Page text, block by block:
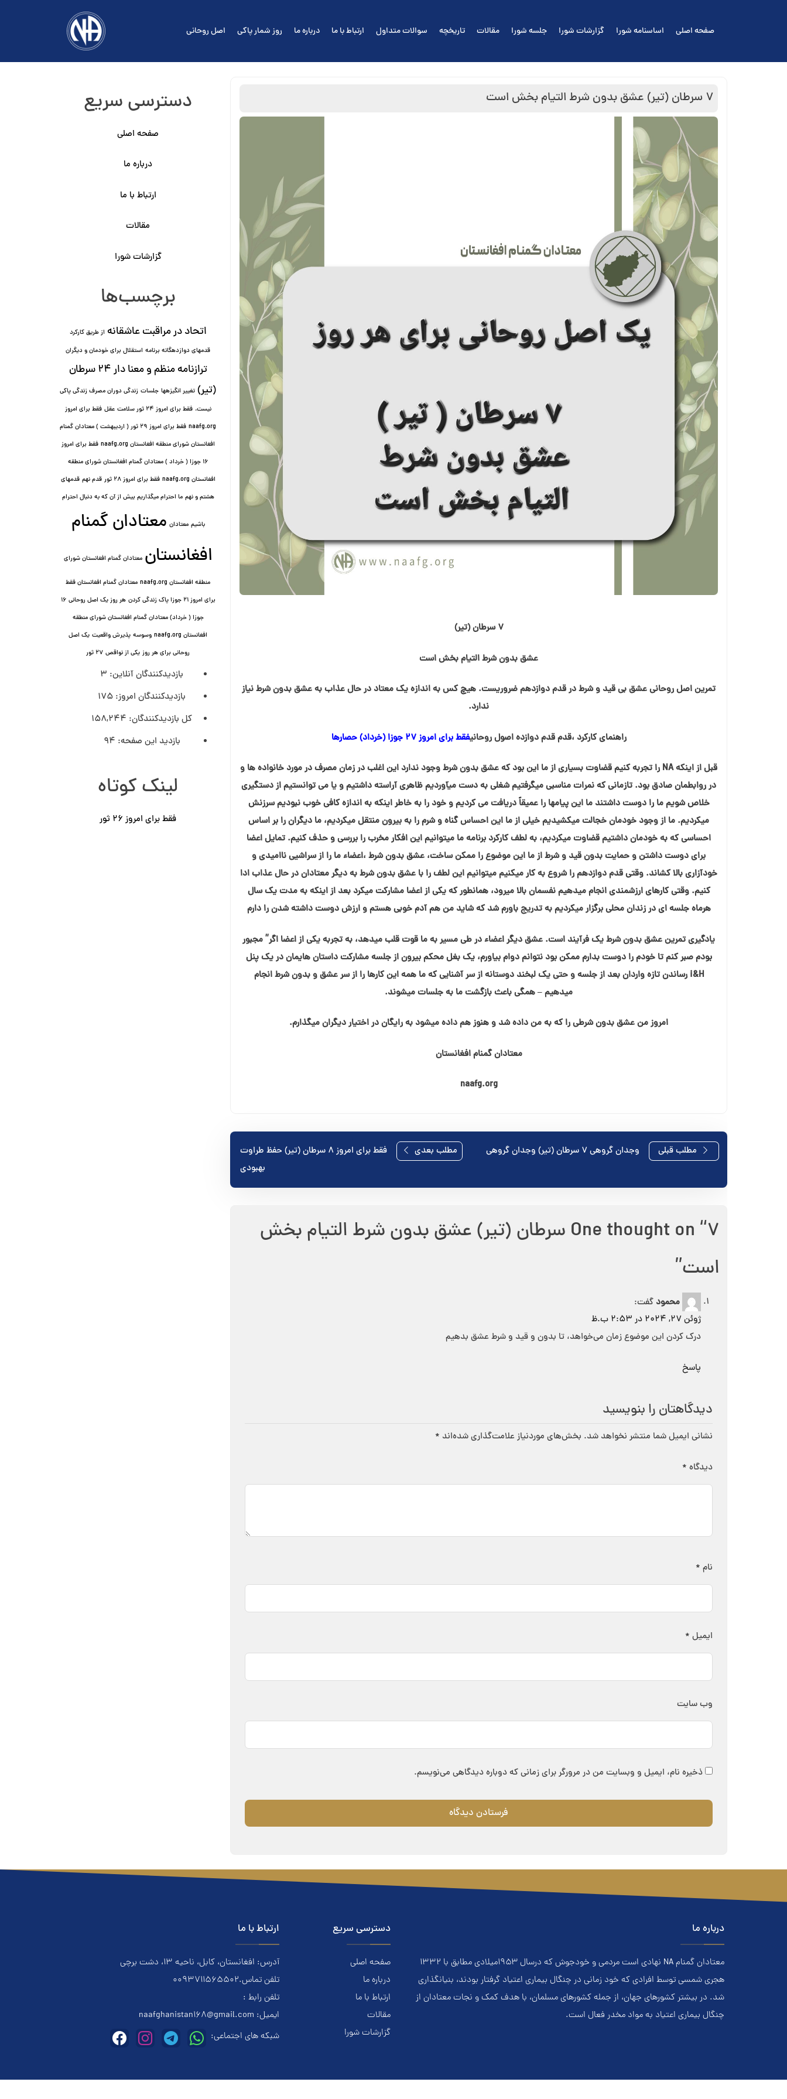
صفحه اصلی اساسنامه شورا گزارشات شورا جلسه شورا مقالات تاریخچه سوالات متداول ارتباط با ما درباره ما روز شمار پاکی اصل روحانی
۷ سرطان (تیر) عشق بدون شرط التيام بخش است
۷ سرطان (تیر)
عشق بدون شرط التيام بخش است
تمرین اصل روحانی عشق بی قید و شرط در قدم دوازدهم ضروریست. هیچ کس به اندازه یک معتاد در حال عذاب به عشق بدون شرط نیاز
ندارد.
راهنمای کارکرد ،قدم قدم دوازده اصول روحانیفقط برای امروز ۲۷ جوزا (خرداد) حصارها
قبل از اینکه NA را تجربه کنیم قضاوت بسیاری از ما این بود که عشق بدون شرط وجود ندارد این اغلب در زمان مصرف در مورد خانواده ها و
در روابطمان صادق بود. تازمانی که نمرات مناسبی میگرفتیم شغلی به دست میآوردیم ظاهری آراسته داشتیم و یا می توانستیم از دستگیری
خلاص شویم ما را دوست داشتند ما این پیامها را عمیقاً دریافت می کردیم و خود را به خاطر اینکه به اندازه کافی خوب نبودیم سرزنش
میکردیم. ما از وجود خودمان خجالت میکشیدیم خیلی از ما این احساس گناه و شرم را به بیرون منتقل میکردیم، ما دیگران را بر اساس
احساسی که به خودمان داشتیم قضاوت میکردیم، به لطف کارکرد برنامه ما میتوانیم این افکار مخرب را بررسی و حذف کنیم. تمایل اعضا
برای دوست داشتن و حمایت بدون قید و شرط از ما این موضوع را ممکن ساخت، عشق بدون شرط ،اعضاء ما را از سراشیی ناامیدی و
خودآزاری بالا کشاند. وقتی قدم دوازدهم را شروع به کار میکنیم میتوانیم این لطف را با عشق بدون شرط به دیگر معتادان در حال عذاب ادا
کنیم. وقتی کارهای ارزشمندی انجام میدهیم نفسمان بالا میرود، همانطور که یکی از اعضا مشارکت میکرد بعد از اینکه به مدت یک سال
هرماه جلسه ای در زندان محلی برگزار میکردیم به تدریج باورم شد که شاید من هم آدم خوبی هستم و ارزش دوست داشته شدن را دارم
یادگیری تمرین عشق بدون شرط یک فرآیند است. عشق دیگر اعضاء در طی مسیر به ما قوت قلب میدهد، به تجربه یکی از اعضا اگر” مجبور
بودم صبر کنم تا خودم را دوست بدارم ممکن بود نتوانم دوام بیاورم، یک بغل محکم بیرون از جلسه مشارکت داستان هایمان در یک پنل
i&H رساندن تازه واردان بعد از جلسه و حتی یک لبخند دوستانه از سر آشنایی که ما همه این کارها را از سر عشق و بدون شرط انجام
میدهیم – همگی باعث بازگشت ما به جلسات میشوند.
امروز من عشق بدون شرطی را که به من داده شد و هنوز هم داده میشود به رایگان در اختیار دیگران میگذارم.
معتادان گمنام افغانستان
naafg.org
راهبری
نوشته
مطلب قبلی وجدان گروهی ۷ سرطان (تیر) وجدان گروهی مطلب بعدی
فقط برای امروز ۸ سرطان (تیر) حفظ طراوت
بهبودی
One thought on “ ۷ سرطان (تیر) عشق بدون شرط التيام بخش
است”
محمود گفت:
ژوئن 27, 2024 در 2:53 ب.ظ
درک کردن این موضوع زمان می‌خواهد، تا بدون و قید و شرط عشق بدهیم
پاسخ
دیدگاهتان را بنویسید
نشانی ایمیل شما منتشر نخواهد شد. بخش‌های موردنیاز علامت‌گذاری شده‌اند *
دیدگاه *
نام *
ایمیل *
وب‌ سایت
ذخیره نام، ایمیل و وبسایت من در مرورگر برای زمانی که دوباره دیدگاهی می‌نویسم.
دسترسی سریع
صفحه اصلی
درباره ما
ارتباط با ما
مقالات
گزارشات شورا
برچسب‌ها
اتحاد در مراقبت عاشقانه از طریق کارکرد
قدمهای دوازده⁯گانه برنامه استقلال برای خودمان و دیگران
ترازنامه منظم و معنا دار ٢۴ سرطان
(تیر) تغییر انگیزه⁯ها جلسات زندگی دوران مصرف زندگی پاکی
نیست. فقط برای امروز 24 ثور سلامت عقل
فقط برای امروز
naafg.org
فقط برای امروز ٢٩ ثور ( اردیبهشت ) معتادان گمنام
افغانستان شورای منطقه افغانستان naafg.org
فقط برای امروز
۱۶ جوزا ( خرداد ) معتادان گمنام افغانستان شورای منطقه
افغانستان naafg.org
فقط برای امروز ۲۸ ثور قدم نهم قدمهای
هشتم و نهم ما احترام میگذاریم بیش از آن که به دنبال احترام
باشیم معتادان معتادان گمنام
افغانستان معتادان گمنام افغانستان شورای
منطقه افغانستان naafg.org
معتادان گمنام افغانستان فقط
برای امروز ۲۱ جوزا پاک زندگی کردن
هر روز یک اصل روحانی ۱۶
جوزا ( خرداد) معتادان گمنام افغانستان شورای منطقه
افغانستان naafg.org
وسوسه پذيرش واقعیت یک اصل
روحانی برای هر روز یکی از نواقص ۲۷ ثور
بازدیدکنندگان آنلاین: 3
بازدیدکنندگان امروز: 175
کل بازدیدکنند‌گان: 158,244
بازدید این صفحه: 94
لینک کوتاه
فقط برای امروز ٢۶ ثور
درباره ما
معتادان گمنام NA نهادي است مردمي و خودجوش که درسال ۱۹۵۳ميلادي مطابق با ۱۳۳۲
هجري‌ شمسي توسط افرادي که خود زماني در چنگال بیماری اعتياد گرفتار بودند، بنيانگذاري
شد. در بيشتر کشور‌هاي جهان، از جمله کشور‌هاي مسلمان، با هدف کمک و نجات معتادان از
چنگال بیماری اعتياد به مواد مخدر فعال است.
دسترسی سریع
صفحه اصلی
درباره ما
ارتباط با ما
مقالات
گزارشات شورا
ارتباط با ما
آدرس: افغانستان، کابل، ناحیه ۱۳، دشت برچی
تلفن تماس.0093711565502
تلفن رابط :
ایمیل: naafghanistan168@gmail.com
شبکه های اجتماعی: